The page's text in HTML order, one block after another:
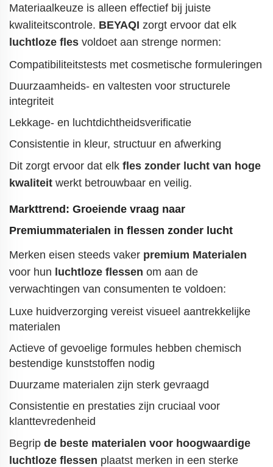
Materiaalkeuze is alleen effectief bij juiste
kwaliteitscontrole. BEYAQI zorgt ervoor dat elk
luchtloze fles voldoet aan strenge normen:
Compatibiliteitstests met cosmetische formuleringen
Duurzaamheids- en valtesten voor structurele
integriteit
Lekkage- en luchtdichtheidsverificatie
Consistentie in kleur, structuur en afwerking
Dit zorgt ervoor dat elk fles zonder lucht van hoge
kwaliteit werkt betrouwbaar en veilig.
Markttrend: Groeiende vraag naar
Premiummaterialen in flessen zonder lucht
Merken eisen steeds vaker premium Materialen
voor hun luchtloze flessen om aan de
verwachtingen van consumenten te voldoen:
Luxe huidverzorging vereist visueel aantrekkelijke
materialen
Actieve of gevoelige formules hebben chemisch
bestendige kunststoffen nodig
Duurzame materialen zijn sterk gevraagd
Consistentie en prestaties zijn cruciaal voor
klanttevredenheid
Begrip de beste materialen voor hoogwaardige
luchtloze flessen plaatst merken in een sterke